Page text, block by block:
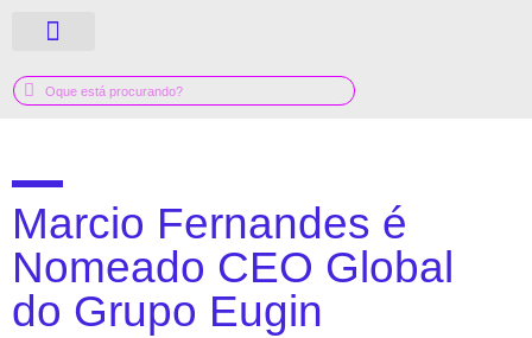
Marcio Fernandes é
Nomeado CEO Global
do Grupo Eugin